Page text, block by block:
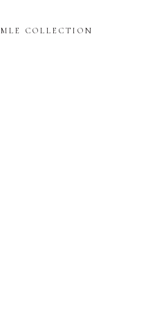
MLE COLLECTION